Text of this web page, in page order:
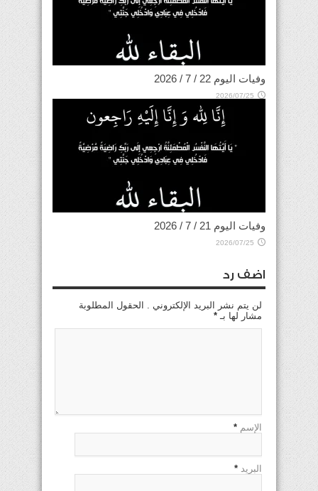
وفيات اليوم 22 / 7 / 2026
2026/07/25
وفيات اليوم 21 / 7 / 2026
2026/07/25
اضف رد
لن يتم نشر البريد الإلكتروني . الحقول المطلوبة
مشار لها بـ *
الإسم *
البريد *